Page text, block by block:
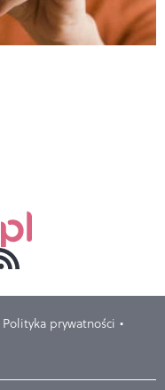
Polityka prywatności